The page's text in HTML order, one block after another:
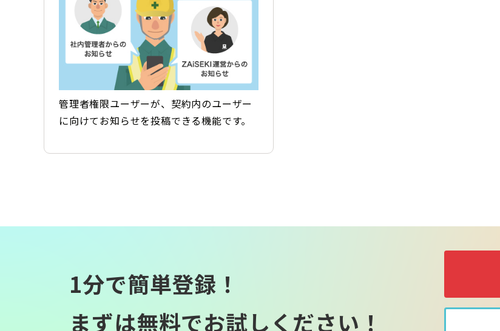
管理者権限ユーザーが、契約内のユーザー
に向けてお知らせを投稿できる機能です。
1分で簡単登録！
まずは無料でお試しください！